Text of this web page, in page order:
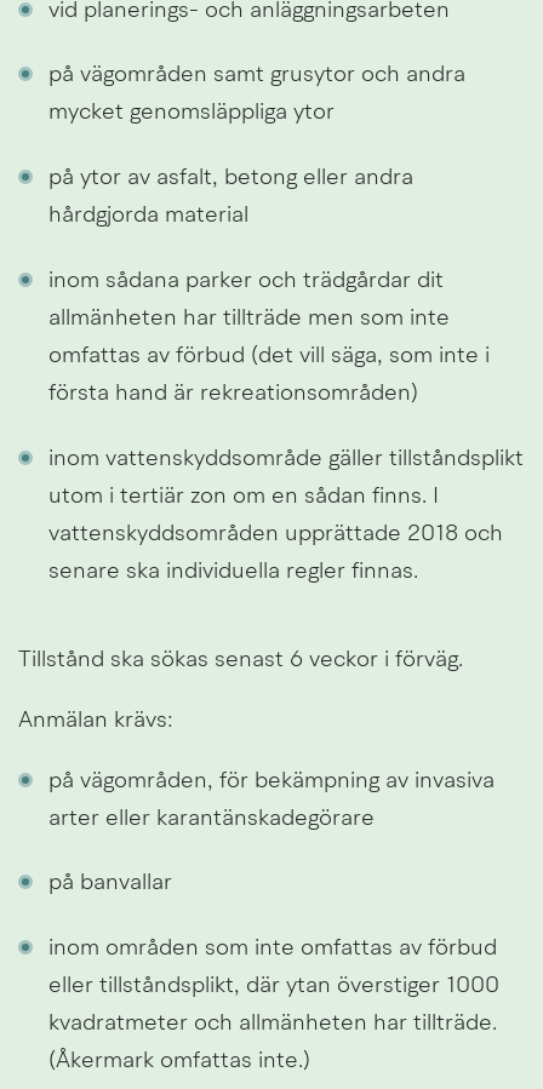
vid planerings- och anläggningsarbeten
på vägområden samt grusytor och andra
mycket genomsläppliga ytor
på ytor av asfalt, betong eller andra
hårdgjorda material
inom sådana parker och trädgårdar dit
allmänheten har tillträde men som inte
omfattas av förbud (det vill säga, som inte i
första hand är rekreationsområden)
inom vattenskyddsområde gäller tillståndsplikt
utom i tertiär zon om en sådan finns. I
vattenskyddsområden upprättade 2018 och
senare ska individuella regler finnas.
Tillstånd ska sökas senast 6 veckor i förväg.
Anmälan krävs:
på vägområden, för bekämpning av invasiva
arter eller karantänskadegörare
på banvallar
inom områden som inte omfattas av förbud
eller tillståndsplikt, där ytan överstiger 1000
kvadratmeter och allmänheten har tillträde.
(Åkermark omfattas inte.)